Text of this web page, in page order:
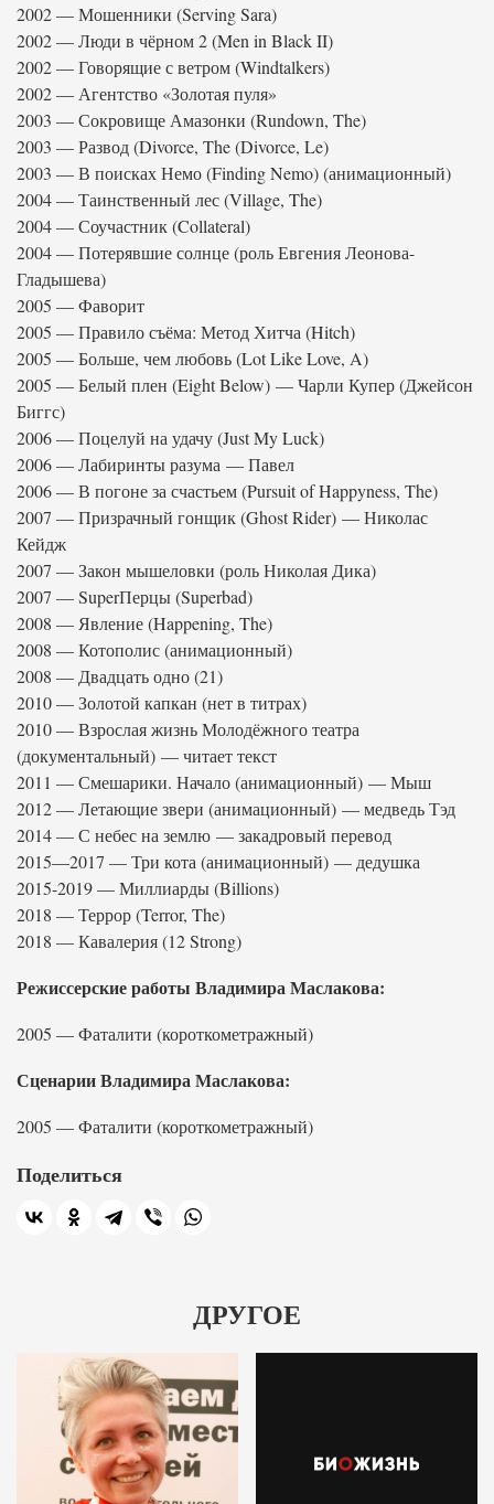
2002 — Мошенники (Serving Sara)
2002 — Люди в чёрном 2 (Men in Black II)
2002 — Говорящие с ветром (Windtalkers)
2002 — Агентство «Золотая пуля»
2003 — Сокровище Амазонки (Rundown, The)
2003 — Развод (Divorce, The (Divorce, Le)
2003 — В поисках Немо (Finding Nemo) (анимационный)
2004 — Таинственный лес (Village, The)
2004 — Соучастник (Collateral)
2004 — Потерявшие солнце (роль Евгения Леонова-
Гладышева)
2005 — Фаворит
2005 — Правило съёма: Метод Хитча (Hitch)
2005 — Больше, чем любовь (Lot Like Love, A)
2005 — Белый плен (Eight Below) — Чарли Купер (Джейсон
Биггс)
2006 — Поцелуй на удачу (Just My Luck)
2006 — Лабиринты разума — Павел
2006 — В погоне за счастьем (Pursuit of Happyness, The)
2007 — Призрачный гонщик (Ghost Rider) — Николас
Кейдж
2007 — Закон мышеловки (роль Николая Дика)
2007 — SuperПерцы (Superbad)
2008 — Явление (Happening, The)
2008 — Котополис (анимационный)
2008 — Двадцать одно (21)
2010 — Золотой капкан (нет в титрах)
2010 — Взрослая жизнь Молодёжного театра
(документальный) — читает текст
2011 — Смешарики. Начало (анимационный) — Мыш
2012 — Летающие звери (анимационный) — медведь Тэд
2014 — С небес на землю — закадровый перевод
2015—2017 — Три кота (анимационный) — дедушка
2015-2019 — Миллиарды (Billions)
2018 — Террор (Terror, The)
2018 — Кавалерия (12 Strong)
Режиссерские работы Владимира Маслакова:
2005 — Фаталити (короткометражный)
Сценарии Владимира Маслакова:
2005 — Фаталити (короткометражный)
Поделиться
ДРУГОЕ